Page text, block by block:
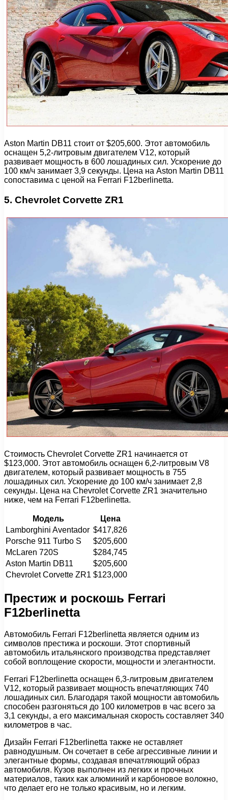
Aston Martin DB11 стоит от $205,600. Этот автомобиль
оснащен 5,2-литровым двигателем V12, который
развивает мощность в 600 лошадиных сил. Ускорение до
100 км/ч занимает 3,9 секунды. Цена на Aston Martin DB11
сопоставима с ценой на Ferrari F12berlinetta.
5. Chevrolet Corvette ZR1
Стоимость Chevrolet Corvette ZR1 начинается от
$123,000. Этот автомобиль оснащен 6,2-литровым V8
двигателем, который развивает мощность в 755
лошадиных сил. Ускорение до 100 км/ч занимает 2,8
секунды. Цена на Chevrolet Corvette ZR1 значительно
ниже, чем на Ferrari F12berlinetta.
Модель
Цена
Lamborghini Aventador $417,826
Porsche 911 Turbo S
$205,600
McLaren 720S
$284,745
Aston Martin DB11
$205,600
Chevrolet Corvette ZR1 $123,000
Престиж и роскошь Ferrari
F12berlinetta
Автомобиль Ferrari F12berlinetta является одним из
символов престижа и роскоши. Этот спортивный
автомобиль итальянского производства представляет
собой воплощение скорости, мощности и элегантности.
Ferrari F12berlinetta оснащен 6,3-литровым двигателем
V12, который развивает мощность впечатляющих 740
лошадиных сил. Благодаря такой мощности автомобиль
способен разгоняться до 100 километров в час всего за
3,1 секунды, а его максимальная скорость составляет 340
километров в час.
Дизайн Ferrari F12berlinetta также не оставляет
равнодушным. Он сочетает в себе агрессивные линии и
элегантные формы, создавая впечатляющий образ
автомобиля. Кузов выполнен из легких и прочных
материалов, таких как алюминий и карбоновое волокно,
что делает его не только красивым, но и легким.